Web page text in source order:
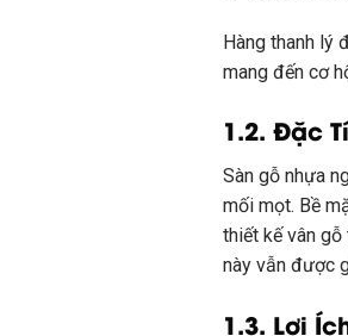
Hàng thanh lý
mang đến cơ
1.2. Đặc
Sàn gỗ nhựa
mối mọt. Bề
thiết kế vân gỗ
này vẫn được
1.3. Lợi